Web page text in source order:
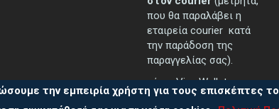
που θα παραλάβει η
εταιρεία courier κατά
την παράδοση της
παραγγελίας σας).
μέσω Viva Wallet.
την εμπειρία χρήστη για τους επισκέπτες